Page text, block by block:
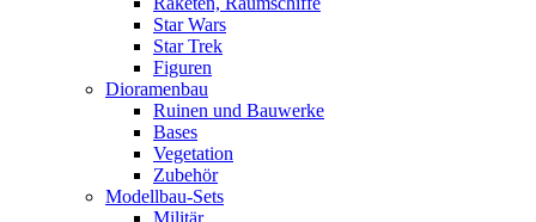
Star Wars
Star Trek
Figuren
Dioramenbau
Ruinen und Bauwerke
Bases
Vegetation
Zubehör
Modellbau-Sets
Militär